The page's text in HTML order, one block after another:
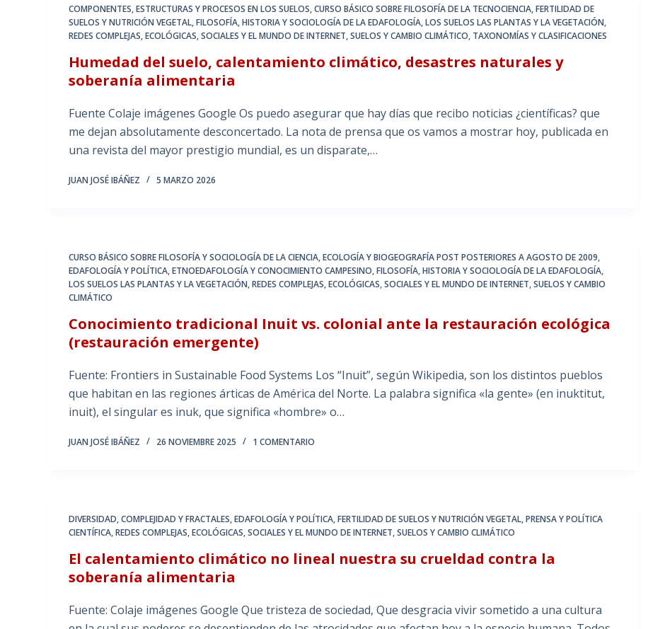
COMPONENTES, ESTRUCTURAS Y PROCESOS EN LOS SUELOS,CURSO BÁSICO SOBRE FILOSOFÍA DE LA TECNOCIENCIA,FERTILIDAD DE
SUELOS Y NUTRICIÓN VEGETAL,FILOSOFÍA, HISTORIA Y SOCIOLOGÍA DE LA EDAFOLOGÍA,LOS SUELOS LAS PLANTAS Y LA VEGETACIÓN,
REDES COMPLEJAS, ECOLÓGICAS, SOCIALES Y EL MUNDO DE INTERNET,SUELOS Y CAMBIO CLIMÁTICO, TAXONOMÍAS Y CLASIFICACIONES
Humedad del suelo, calentamiento climático, desastres naturales y
soberanía alimentaria
Fuente Colaje imágenes Google Os puedo asegurar que hay días que recibo noticias ¿científicas? que
me dejan absolutamente desconcertado. La nota de prensa que os vamos a mostrar hoy, publicada en
una revista del mayor prestigio mundial, es un disparate,…
JUAN JOSÉ IBÁÑEZ 5 MARZO 2026
CURSO BÁSICO SOBRE FILOSOFÍA Y SOCIOLOGÍA DE LA CIENCIA,ECOLOGÍA Y BIOGEOGRAFÍA POST POSTERIORES A AGOSTO DE 2009,
EDAFOLOGÍA Y POLÍTICA,ETNOEDAFOLOGÍA Y CONOCIMIENTO CAMPESINO,FILOSOFÍA, HISTORIA Y SOCIOLOGÍA DE LA EDAFOLOGÍA,
LOS SUELOS LAS PLANTAS Y LA VEGETACIÓN,REDES COMPLEJAS, ECOLÓGICAS, SOCIALES Y EL MUNDO DE INTERNET,SUELOS Y CAMBIO
CLIMÁTICO
Conocimiento tradicional Inuit vs. colonial ante la restauración ecológica
(restauración emergente)
Fuente: Frontiers in Sustainable Food Systems Los “Inuit”, según Wikipedia, son los distintos pueblos
que habitan en las regiones árticas de América del Norte. La palabra significa «la gente» (en inuktitut,
inuit), el singular es inuk, que significa «hombre» o…
JUAN JOSÉ IBÁÑEZ 26 NOVIEMBRE 2025 1 COMENTARIO
DIVERSIDAD, COMPLEJIDAD Y FRACTALES,EDAFOLOGÍA Y POLÍTICA,FERTILIDAD DE SUELOS Y NUTRICIÓN VEGETAL,PRENSA Y POLÍTICA
CIENTÍFICA,REDES COMPLEJAS, ECOLÓGICAS, SOCIALES Y EL MUNDO DE INTERNET,SUELOS Y CAMBIO CLIMÁTICO
El calentamiento climático no lineal nuestra su crueldad contra la
soberanía alimentaria
Fuente: Colaje imágenes Google Que tristeza de sociedad, Que desgracia vivir sometido a una cultura